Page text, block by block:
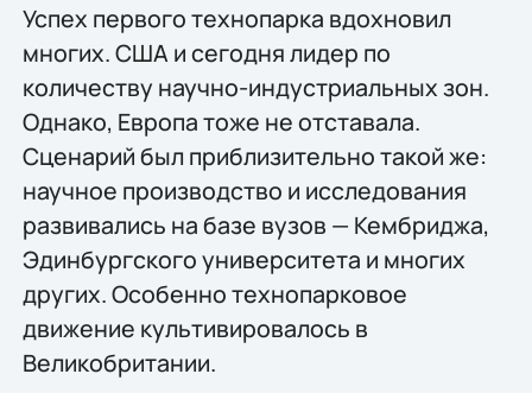
Успех первого технопарка вдохновил
многих. США и сегодня лидер по
количеству научно-индустриальных зон.
Однако, Европа тоже не отставала.
Сценарий был приблизительно такой же:
научное производство и исследования
развивались на базе вузов — Кембриджа,
Эдинбургского университета и многих
других. Особенно технопарковое
движение культивировалось в
Великобритании.